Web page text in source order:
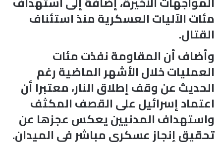
مئات الآليات العسكرية منذ استئناف
القتال.
وأضاف أن المقاومة نفذت مئات
العمليات خلال الأشهر الماضية رغم
الحديث عن وقف إطلاق النار، معتبرا أن
اعتماد إسرائيل على القصف المكثف
واستهداف المدنيين يعكس عجزها عن
تحقيق إنجاز عسكري مباشر في الميدان.